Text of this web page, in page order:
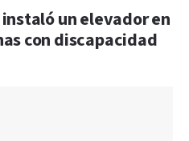
un elevador en
con discapacidad